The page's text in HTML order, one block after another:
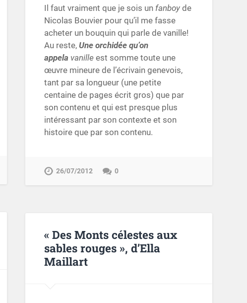
Il faut vraiment que je sois un fanboyde
Nicolas Bouvier pour qu’il me fasse
acheter un bouquin qui parle de vanille!
Au reste, Une orchidée qu’on
appela vanilleest somme toute une
œuvre mineure de l’écrivain genevois,
tant par sa longueur (une petite
centaine de pages écrit gros) que par
son contenu et qui est presque plus
intéressant par son contexte et son
histoire que par son contenu.
26/07/2012 0
« Des Monts célestes aux
sables rouges », d’Ella
Maillart